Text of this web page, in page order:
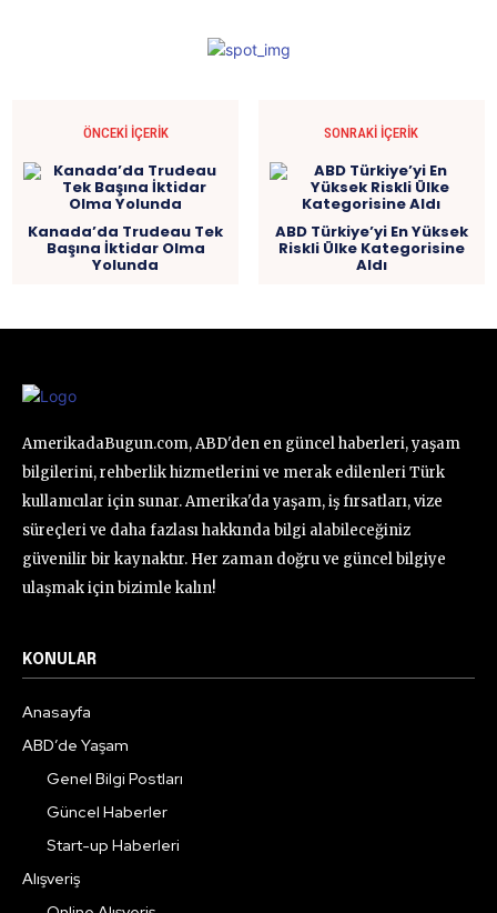
ÖNCEKI İÇERIK
Kanada’da Trudeau Tek
Başına İktidar Olma
Yolunda
SONRAKI İÇERIK
ABD Türkiye’yi En Yüksek
Riskli Ülke Kategorisine
Aldı
AmerikadaBugun.com, ABD'den en güncel haberleri, yaşam
bilgilerini, rehberlik hizmetlerini ve merak edilenleri Türk
kullanıcılar için sunar. Amerika'da yaşam, iş fırsatları, vize
süreçleri ve daha fazlası hakkında bilgi alabileceğiniz
güvenilir bir kaynaktır. Her zaman doğru ve güncel bilgiye
ulaşmak için bizimle kalın!
KONULAR
Anasayfa
ABD’de Yaşam
Genel Bilgi Postları
Güncel Haberler
Start-up Haberleri
Alışveriş